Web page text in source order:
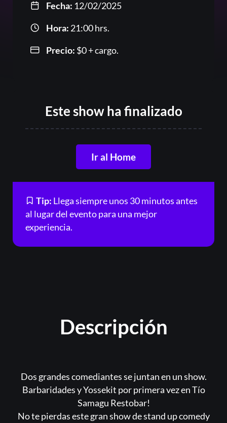
Fecha: 12/02/2025
Hora: 21:00 hrs.
Precio: $0+ cargo.
Este show ha finalizado
Ir al Home
Tip: Llega siempre unos 30 minutos antes
al lugar del evento para una mejor
experiencia.
Descripción
Dos grandes comediantes se juntan en un show.
Barbaridades y Yossekit por primera vez en Tío
Samagu Restobar!
No te pierdas este gran show de stand up comedy
Registrarse